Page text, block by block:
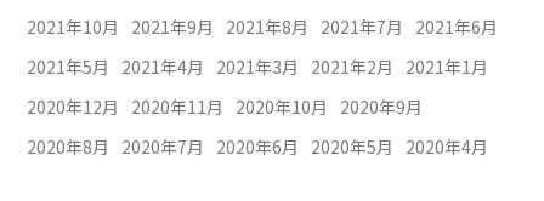
2021年10月
2021年9月 2021年8月 2021年7月
2021年6月
2021年5月
2021年4月 2021年3月 2021年2月
2021年1月
2020年12月
2020年11月 2020年10月
2020年9月
2020年8月
2020年7月 2020年6月 2020年5月 2020年4月